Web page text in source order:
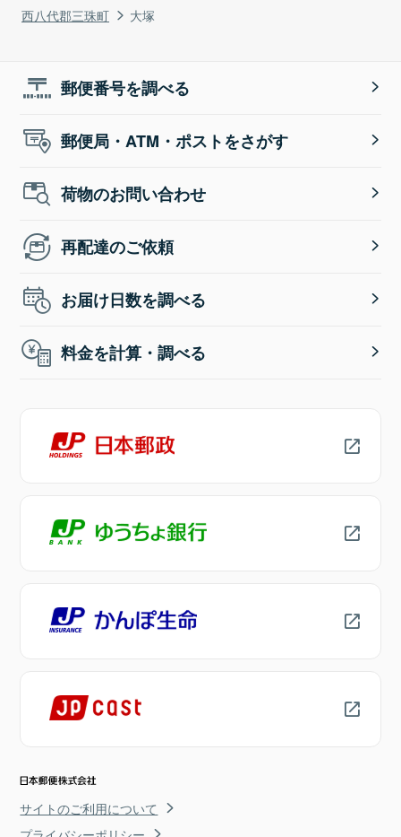
西八代郡三珠町
大塚
郵便番号を調べる
郵便局・ATM・ポストをさがす
荷物のお問い合わせ
再配達のご依頼
お届け日数を調べる
料金を計算・調べる
サイトのご利用について